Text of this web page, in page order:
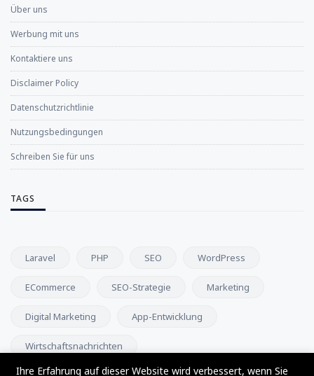
Über uns
Werbung mit uns
Kontaktiere uns
Disclaimer Policy
Datenschutzrichtlinie
Nutzungsbedingungen
Schreiben Sie für uns
TAGS
Laravel PHP SEO WordPress
ECommerce SEO-Strategie Marketing
Digital Marketing App-Entwicklung
Wirtschaftsnachrichten
Ihre Erfahrung auf dieser Website wird verbessert, wenn Sie